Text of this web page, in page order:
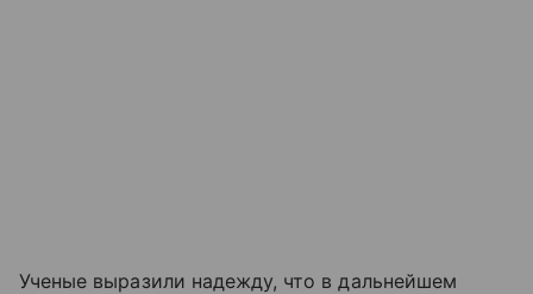
Ученые выразили надежду, что в дальнейшем